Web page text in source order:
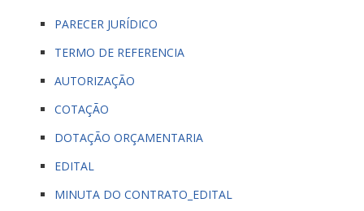
PARECER JURÍDICO
TERMO DE REFERENCIA
AUTORIZAÇÃO
COTAÇÃO
DOTAÇÃO ORÇAMENTARIA
EDITAL
MINUTA DO CONTRATO_EDITAL